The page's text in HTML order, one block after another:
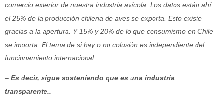
comercio exterior de nuestra industria avícola. Los datos están ahí:
el 25% de la producción chilena de aves se exporta. Esto existe
gracias a la apertura. Y 15% y 20% de lo que consumismo en Chile
se importa. El tema de si hay o no colusión es independiente del
funcionamiento internacional.
– Es decir, sigue sosteniendo que es una industria
transparente..